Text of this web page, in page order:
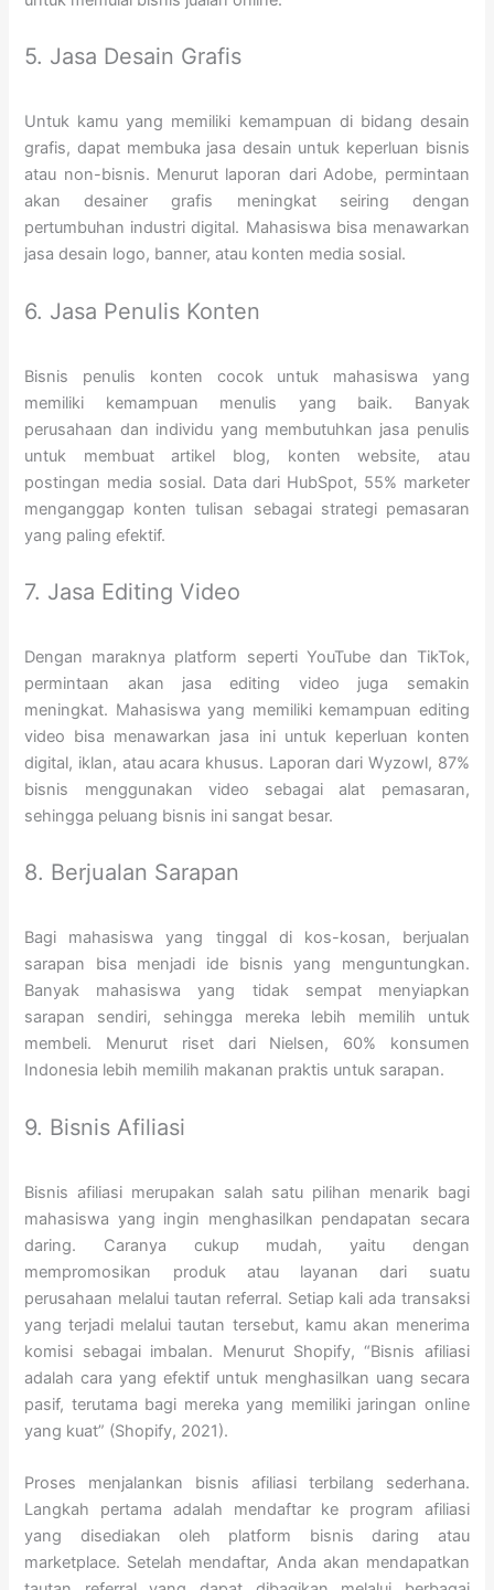
5. Jasa Desain Grafis
Untuk kamu yang memiliki kemampuan di bidang desain
grafis, dapat membuka jasa desain untuk keperluan bisnis
atau non-bisnis. Menurut laporan dari Adobe, permintaan
akan desainer grafis meningkat seiring dengan
pertumbuhan industri digital. Mahasiswa bisa menawarkan
jasa desain logo, banner, atau konten media sosial.
6. Jasa Penulis Konten
Bisnis penulis konten cocok untuk mahasiswa yang
memiliki kemampuan menulis yang baik. Banyak
perusahaan dan individu yang membutuhkan jasa penulis
untuk membuat artikel blog, konten website, atau
postingan media sosial. Data dari HubSpot, 55% marketer
menganggap konten tulisan sebagai strategi pemasaran
yang paling efektif.
7. Jasa Editing Video
Dengan maraknya platform seperti YouTube dan TikTok,
permintaan akan jasa editing video juga semakin
meningkat. Mahasiswa yang memiliki kemampuan editing
video bisa menawarkan jasa ini untuk keperluan konten
digital, iklan, atau acara khusus. Laporan dari Wyzowl, 87%
bisnis menggunakan video sebagai alat pemasaran,
sehingga peluang bisnis ini sangat besar.
8. Berjualan Sarapan
Bagi mahasiswa yang tinggal di kos-kosan, berjualan
sarapan bisa menjadi ide bisnis yang menguntungkan.
Banyak mahasiswa yang tidak sempat menyiapkan
sarapan sendiri, sehingga mereka lebih memilih untuk
membeli. Menurut riset dari Nielsen, 60% konsumen
Indonesia lebih memilih makanan praktis untuk sarapan.
9. Bisnis Afiliasi
Bisnis afiliasi merupakan salah satu pilihan menarik bagi
mahasiswa yang ingin menghasilkan pendapatan secara
daring. Caranya cukup mudah, yaitu dengan
mempromosikan produk atau layanan dari suatu
perusahaan melalui tautan referral. Setiap kali ada transaksi
yang terjadi melalui tautan tersebut, kamu akan menerima
komisi sebagai imbalan. Menurut Shopify, “Bisnis afiliasi
adalah cara yang efektif untuk menghasilkan uang secara
pasif, terutama bagi mereka yang memiliki jaringan online
yang kuat” (Shopify, 2021).
Proses menjalankan bisnis afiliasi terbilang sederhana.
Langkah pertama adalah mendaftar ke program afiliasi
yang disediakan oleh platform bisnis daring atau
marketplace. Setelah mendaftar, Anda akan mendapatkan